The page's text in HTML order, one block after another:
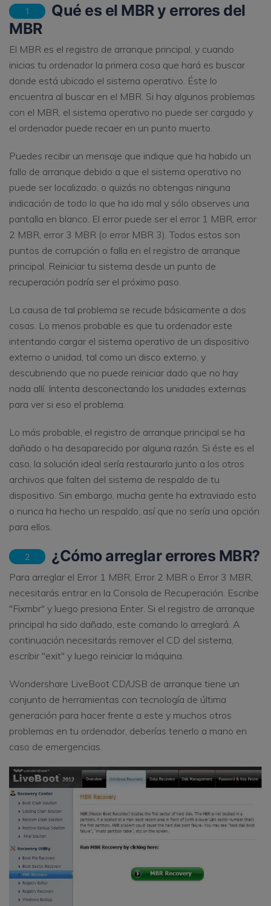
UBackit - Respaldar Datos
1
Qué es el MBR y errores del
MBR
El MBR es el registro de arranque principal, y cuando
inicias tu ordenador la primera cosa que hará es buscar
donde está ubicado el sistema operativo. Éste lo
encuentra al buscar en el MBR. Si hay algunos problemas
con el MBR, el sistema operativo no puede ser cargado y
el ordenador puede recaer en un punto muerto.
Puedes recibir un mensaje que indique que ha habido un
fallo de arranque debido a que el sistema operativo no
puede ser localizado, o quizás no obtengas ninguna
indicación de todo lo que ha ido mal y sólo observes una
pantalla en blanco. El error puede ser el error 1 MBR, error
2 MBR, error 3 MBR (o error MBR 3). Todos estos son
puntos de corrupción o falla en el registro de arranque
principal. Reiniciar tu sistema desde un punto de
recuperación podría ser el próximo paso.
La causa de tal problema se recude básicamente a dos
cosas. Lo menos probable es que tu ordenador este
intentando cargar el sistema operativo de un dispositivo
externo o unidad, tal como un disco externo, y
descubriendo que no puede reiniciar dado que no hay
nada allí. Intenta desconectando los unidades externas
para ver si eso el problema.
Lo más probable, el registro de arranque principal se ha
dañado o ha desaparecido por alguna razón. Si éste es el
caso, la solución ideal sería restaurarlo junto a los otros
archivos que falten del sistema de respaldo de tu
dispositivo. Sin embargo, mucha gente ha extraviado esto
o nunca ha hecho un respaldo, así que no sería una opción
para ellos.
2 ¿Cómo arreglar errores MBR?
Para arreglar el Error 1 MBR, Error 2 MBR o Error 3 MBR,
necesitarás entrar en la Consola de Recuperación. Escribe
"Fixmbr" y luego presiona Enter. Si el registro de arranque
principal ha sido dañado, este comando lo arreglará. A
continuación necesitarás remover el CD del sistema,
escribir "exit" y luego reiniciar la máquina.
Wondershare LiveBoot CD/USB de arranque tiene un
conjunto de herramientas con tecnología de última
generación para hacer frente a este y muchos otros
problemas en tu ordenador, deberías tenerlo a mano en
caso de emergencias.